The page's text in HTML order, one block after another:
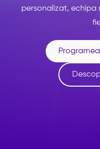
personalizat, echipa